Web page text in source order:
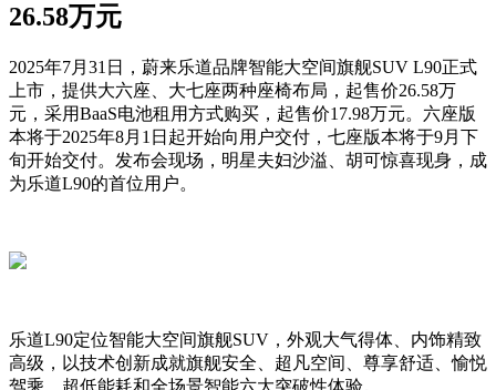
26.58万元
2025年7月31日，蔚来乐道品牌智能大空间旗舰SUV L90正式
上市，提供大六座、大七座两种座椅布局，起售价26.58万
元，采用BaaS电池租用方式购买，起售价17.98万元。六座版
本将于2025年8月1日起开始向用户交付，七座版本将于9月下
旬开始交付。发布会现场，明星夫妇沙溢、胡可惊喜现身，成
为乐道L90的首位用户。
乐道L90定位智能大空间旗舰SUV，外观大气得体、内饰精致
高级，以技术创新成就旗舰安全、超凡空间、尊享舒适、愉悦
驾乘、超低能耗和全场景智能六大突破性体验。